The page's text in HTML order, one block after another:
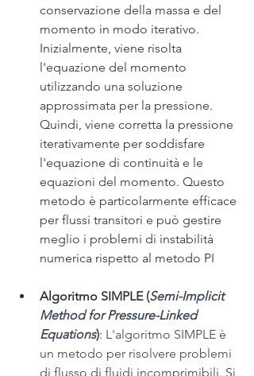
conservazione della massa e del
momento in modo iterativo.
Inizialmente, viene risolta
l'equazione del momento
utilizzando una soluzione
approssimata per la pressione.
Quindi, viene corretta la pressione
iterativamente per soddisfare
l'equazione di continuità e le
equazioni del momento. Questo
metodo è particolarmente efficace
per flussi transitori e può gestire
meglio i problemi di instabilità
numerica rispetto al metodo PI
Algoritmo SIMPLE (Semi-Implicit
Method for Pressure-Linked
Equations): L'algoritmo SIMPLE è
un metodo per risolvere problemi
di flusso di fluidi incomprimibili. Si